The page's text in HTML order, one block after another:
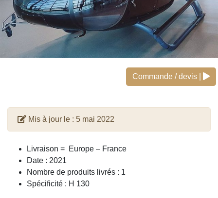
Commande / devis |
Mis à jour le : 5 mai 2022
Livraison = Europe – France
Date : 2021
Nombre de produits livrés : 1
Spécificité : H 130